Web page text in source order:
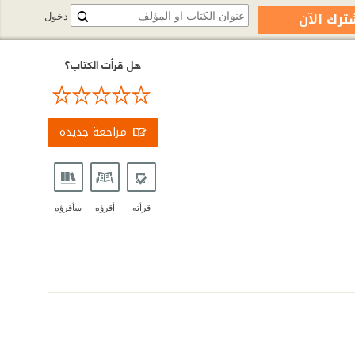
هل قرأت الكتاب؟
مراجعة جديدة
قرأته أقرؤه سأقرؤه
دخول الآن